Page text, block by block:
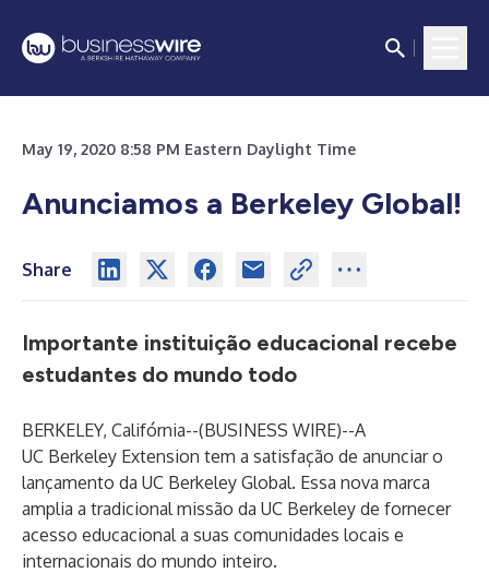
May 19, 2020 8:58 PM Eastern Daylight Time
Anunciamos a Berkeley Global!
Share
Importante instituição educacional recebe
estudantes do mundo todo
BERKELEY, Califórnia--(BUSINESS WIRE)--A
UC Berkeley Extension tem a satisfação de anunciar o
lançamento da UC Berkeley Global. Essa nova marca
amplia a tradicional missão da UC Berkeley de fornecer
acesso educacional a suas comunidades locais e
internacionais do mundo inteiro.